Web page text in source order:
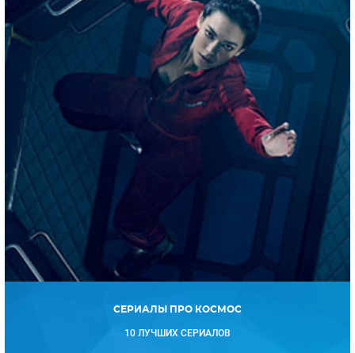
СЕРИАЛЫ ПРО КОСМОС
10 ЛУЧШИХ СЕРИАЛОВ